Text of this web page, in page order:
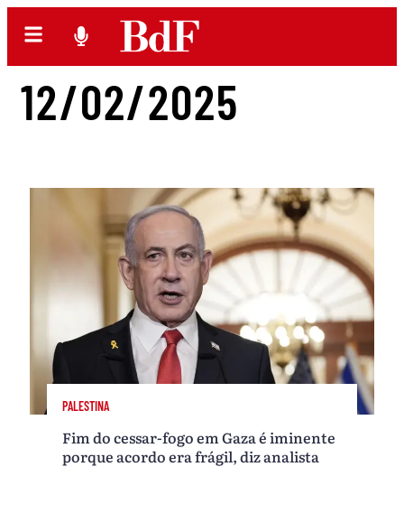
12/02/2025
PALESTINA
Fim do cessar-fogo em Gaza é iminente
porque acordo era frágil, diz analista